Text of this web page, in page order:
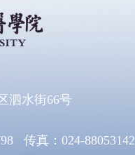
泗水街66号
传真：024-88053142